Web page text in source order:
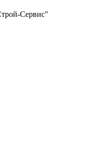
Сервис"